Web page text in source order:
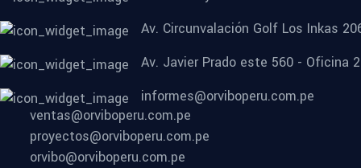
Av. Circunvalación Golf Los Inkas
Av. Javier Prado este 560 - Oficina
informes@orviboperu.com.pe
ventas@orviboperu.com.pe
proyectos@orviboperu.com.pe
orvibo@orviboperu.com.pe